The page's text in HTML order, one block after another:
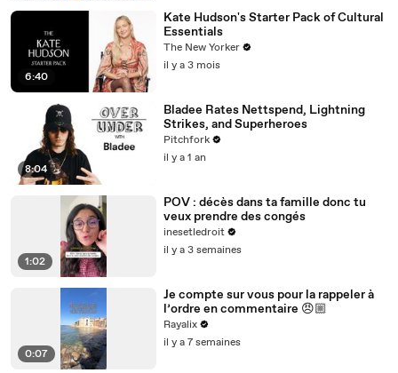
6:40
Kate Hudson's Starter Pack of Cultural
Essentials
The New Yorker
il y a 3 mois
8:04
Bladee Rates Nettspend, Lightning
Strikes, and Superheroes
Pitchfork
il y a 1 an
1:02
POV : décès dans ta famille donc tu
veux prendre des congés
inesetledroit
il y a 3 semaines
0:07
Je compte sur vous pour la rappeler à
l’ordre en commentaire 😠🏼
Rayalix
il y a 7 semaines